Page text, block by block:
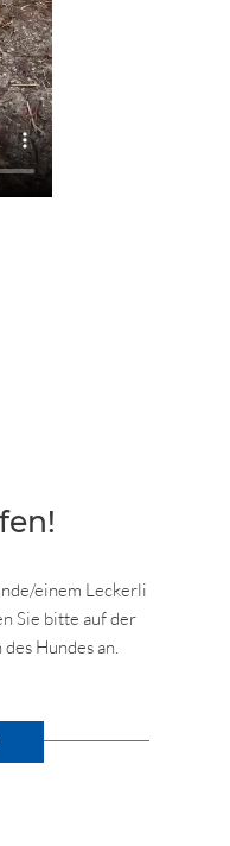
einem Leckerli
Sie bitte auf der
Hundes an.